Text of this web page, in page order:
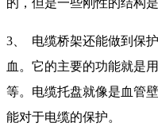
3、
电缆桥架还能做到保
血。它的主要的功能就是
等。电缆托盘就像是血管
能对于电缆的保护。